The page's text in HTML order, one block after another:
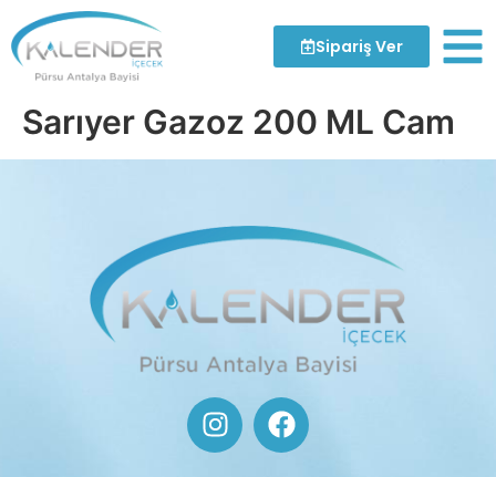
Sipariş Ver
Sarıyer Gazoz 200 ML Cam